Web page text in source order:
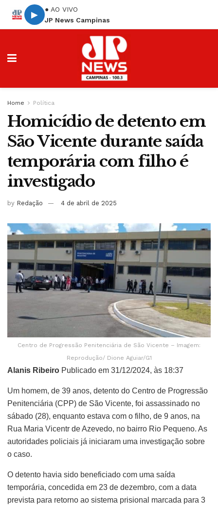
▶
● AO VIVO
JP News Campinas
Home Política
Homicídio de detento em
São Vicente durante saída
temporária com filho é
investigado
by Redação 4 de abril de 2025
Centro de Progressão Penitenciária de São Vicente – Imagem:
Reprodução/ Dione Aguiar/G1
Alanis Ribeiro Publicado em 31/12/2024, às 18:37
Um homem, de 39 anos, detento do Centro de Progressão
Penitenciária (CPP) de São Vicente, foi assassinado no
sábado (28), enquanto estava com o filho, de 9 anos, na
Rua Maria Vicentr de Azevedo, no bairro Rio Pequeno. As
autoridades policiais já iniciaram uma investigação sobre
o caso.
O detento havia sido beneficiado com uma saída
temporária, concedida em 23 de dezembro, com a data
prevista para retorno ao sistema prisional marcada para 3